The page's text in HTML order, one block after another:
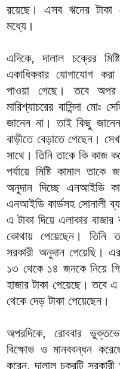
রয়েছে। এসব ঋনের টাকা
মধ্যে।
এদিকে, দালাল চক্রের
একাধিকবার যোগাযোগ
পাওয়া গেছে। তবে অপর
মারিশ্যাচরের বাসিন্দা মোঃ
জানেন না। তাই কিছু
বাড়ীতে বেড়াতে গেছেন।
সাথে। তিনি তাকে কি কাজ
পর্যায়ে মিষ্টি কামাল তাকে
অনুদান দিচ্ছে এনআইডি
এনআইডি কার্ডসহ সোনালী
এ টাকা দিয়ে এলাকার
কোথায় পেয়েছেন। তিনি
সরকারী অনুদান পেয়েছি।
১৩ থেকে ১৪ জনকে নিয়ে
হাজার টাকা পেয়েছে। তবে
থেকে দেড় টাকা পেয়েছেন।
অপরদিকে, রোববার
বিক্ষোভ ও মানববন্ধন
করেন, দালাল চক্রটি